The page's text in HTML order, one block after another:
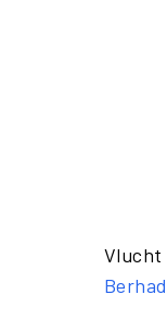
Vlucht
Berhad